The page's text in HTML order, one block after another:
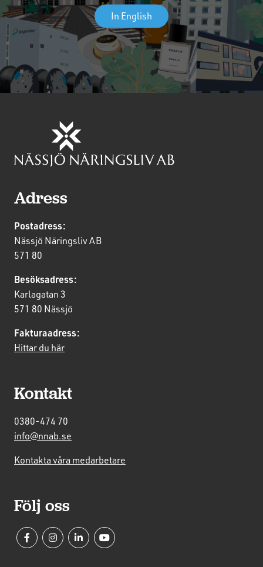
In English
Adress
Postadress:
Nässjö Näringsliv AB
571 80
Besöksadress:
Karlagatan 3
571 80 Nässjö
Fakturaadress:
Hittar du här
Kontakt
0380-474 70
info@nnab.se
Kontakta våra medarbetare
Följ oss